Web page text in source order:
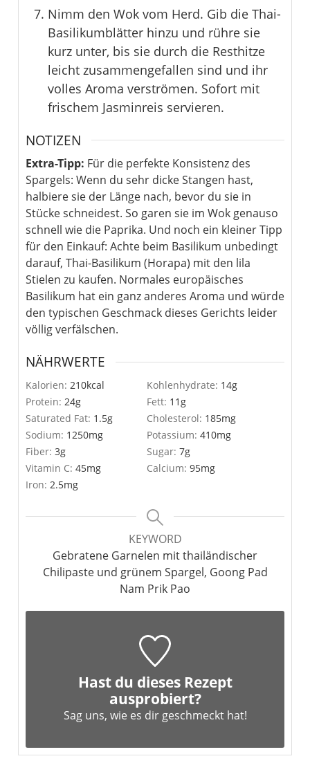
Nimm den Wok vom Herd. Gib die Thai-
Basilikumblätter hinzu und rühre sie
kurz unter, bis sie durch die Resthitze
leicht zusammengefallen sind und ihr
volles Aroma verströmen. Sofort mit
frischem Jasminreis servieren.
NOTIZEN
Extra-Tipp: Für die perfekte Konsistenz des
Spargels: Wenn du sehr dicke Stangen hast,
halbiere sie der Länge nach, bevor du sie in
Stücke schneidest. So garen sie im Wok genauso
schnell wie die Paprika. Und noch ein kleiner Tipp
für den Einkauf: Achte beim Basilikum unbedingt
darauf, Thai-Basilikum (Horapa) mit den lila
Stielen zu kaufen. Normales europäisches
Basilikum hat ein ganz anderes Aroma und würde
den typischen Geschmack dieses Gerichts leider
völlig verfälschen.
NÄHRWERTE
Kalorien: 210kcal Kohlenhydrate: 14g
Protein: 24g Fett: 11g
Saturated Fat: 1.5g Cholesterol: 185mg
Sodium: 1250mg Potassium: 410mg
Fiber: 3g Sugar: 7g
Vitamin C: 45mg Calcium: 95mg
Iron: 2.5mg
KEYWORD
Gebratene Garnelen mit thailändischer
Chilipaste und grünem Spargel, Goong Pad
Nam Prik Pao
Hast du dieses Rezept
ausprobiert?
Sag uns, wie es dir geschmeckt hat!